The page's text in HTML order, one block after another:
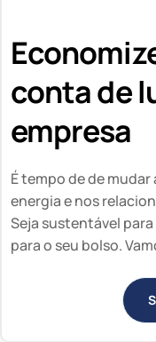
conta de
empresa
É tempo de de
energia e nos
Seja sustentável
para o seu bolso.